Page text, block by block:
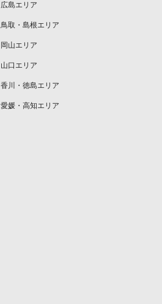
広島エリア
鳥取・島根エリア
岡山エリア
山口エリア
香川・徳島エリア
愛媛・高知エリア